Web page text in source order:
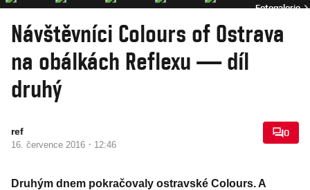
Fotogalerie
Návštěvníci Colours of Ostrava
na obálkách Reflexu — díl
druhý
ref
16. července 2016 · 12:46
0
Druhým dnem pokračovaly ostravské Colours. A